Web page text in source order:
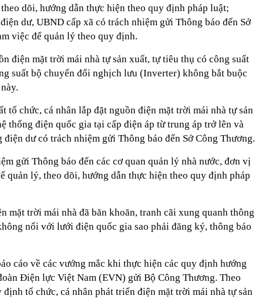
dõi, hướng dẫn thực hiện theo quy định pháp luật;
dư, UBND cấp xã có trách nhiệm gửi Thông báo đến Sở
việc để quản lý theo quy định.
điện mặt trời mái nhà tự sản xuất, tự tiêu thụ có công suất
suất bộ chuyển đổi nghịch lưu (Inverter) không bắt buộc
tổ chức, cá nhân lắp đặt nguồn điện mặt trời mái nhà tự sản
thống điện quốc gia tại cấp điện áp từ trung áp trở lên và
dư có trách nhiệm gửi Thông báo đến Sở Công Thương.
gửi Thông báo đến các cơ quan quản lý nhà nước, đơn vị
quản lý, theo dõi, hướng dẫn thực hiện theo quy định pháp
mặt trời mái nhà đã băn khoăn, tranh cãi xung quanh thông
nối với lưới điện quốc gia sao phải đăng ký, thông báo
cáo về các vướng mắc khi thực hiện các quy định hướng
Điện lực Việt Nam (EVN) gửi Bộ Công Thương. Theo
tổ chức, cá nhân phát triển điện mặt trời mái nhà tự sản